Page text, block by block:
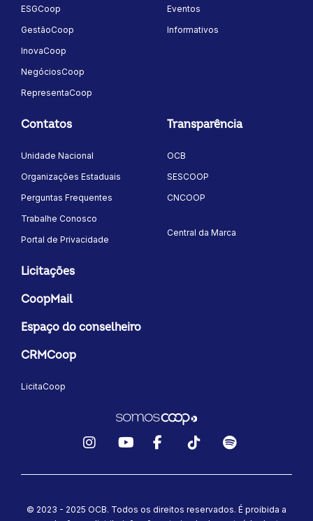
ESGCoop
GestãoCoop
InovaCoop
NegóciosCoop
RepresentaCoop
Eventos
Informativos
Contatos
Unidade Nacional
Organizações Estaduais
Perguntas Frequentes
Trabalhe Conosco
Portal de Privacidade
Transparência
OCB
SESCOOP
CNCOOP
Central da Marca
Licitações
CoopMail
Espaço do conselheiro
CRMCoop
LicitaCoop
© 2023 - 2025 OCB. Todos os direitos reservados. É proibida a